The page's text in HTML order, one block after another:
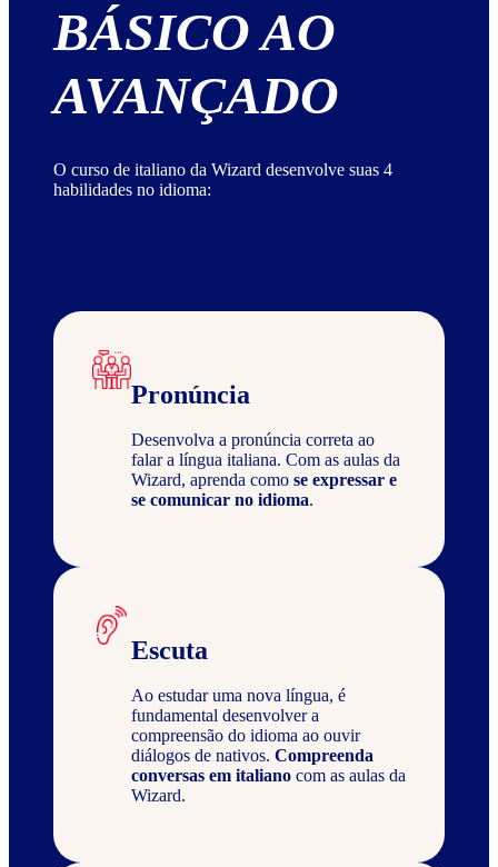
BÁSICO AO
AVANÇADO
O curso de italiano da Wizard desenvolve suas 4
habilidades no idioma:
Pronúncia
Desenvolva a pronúncia correta ao
falar a língua italiana. Com as aulas da
Wizard, aprenda como se expressar e
se comunicar no idioma.
Escuta
Ao estudar uma nova língua, é
fundamental desenvolver a
compreensão do idioma ao ouvir
diálogos de nativos. Compreenda
conversas em italiano com as aulas da
Wizard.